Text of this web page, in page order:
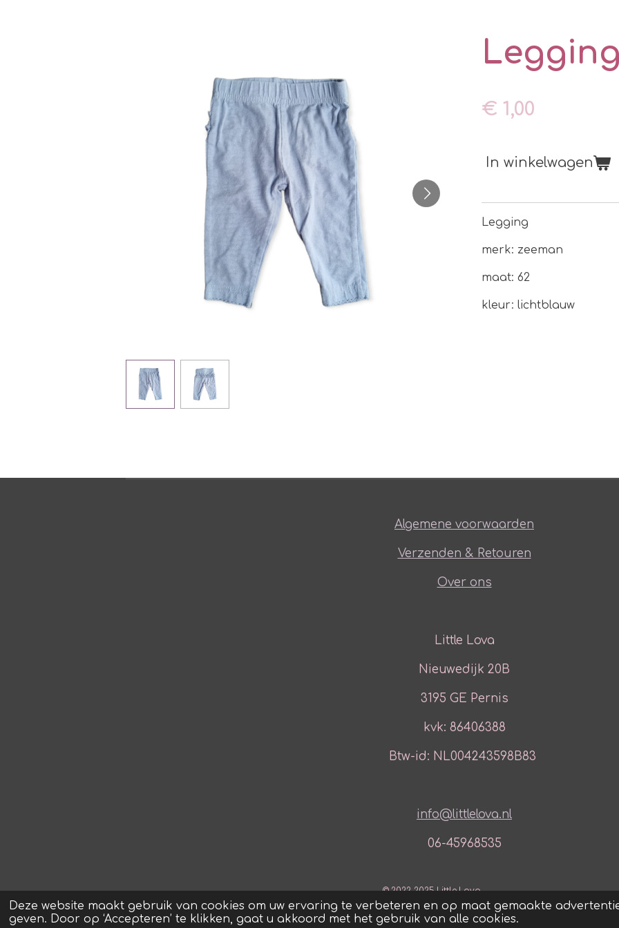
Deze website maakt gebruik van cookies om uw ervaring te verbeteren en op maat gemaakte
geven. Door op ‘Accepteren’ te klikken, gaat u akkoord met het gebruik van alle cookies.
€ 1,00
In winkelwagen
Legging
merk: zeeman
maat: 62
kleur: lichtblauw
Algemene voorwaarden
Verzenden & Retouren
Over ons
Little Lova
Nieuwedijk 20B
3195 GE Pernis
kvk: 86406388
Btw-id: NL004243598B83
info@littlelova.nl
06-45968535
© 2022-2025 Little Lova